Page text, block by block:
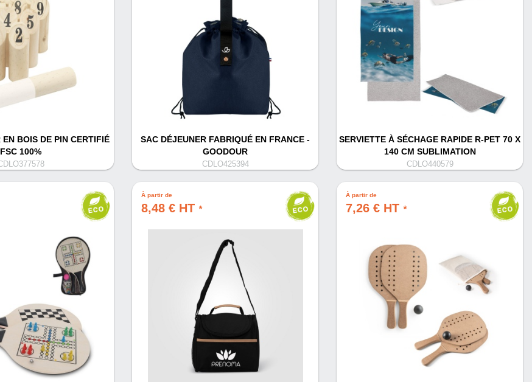
BOIS DE PIN CERTIFIÉ
FSC 100%
SAC DÉJEUNER FABRIQUÉ EN FRANCE -
GOODOUR
CDLO425394
SERVIETTE À SÉCHAGE RAPIDE R-PET 70 X
140 CM SUBLIMATION
CDLO440579
À partir de
8,48 € HT *
À partir de
7,26 € HT *